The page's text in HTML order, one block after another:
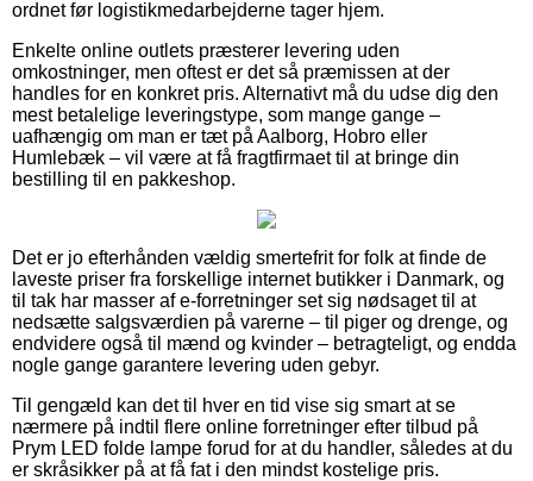
ordnet før logistikmedarbejderne tager hjem.
Enkelte online outlets præsterer levering uden
omkostninger, men oftest er det så præmissen at der
handles for en konkret pris. Alternativt må du udse dig den
mest betalelige leveringstype, som mange gange –
uafhængig om man er tæt på Aalborg, Hobro eller
Humlebæk – vil være at få fragtfirmaet til at bringe din
bestilling til en pakkeshop.
Det er jo efterhånden vældig smertefrit for folk at finde de
laveste priser fra forskellige internet butikker i Danmark, og
til tak har masser af e-forretninger set sig nødsaget til at
nedsætte salgsværdien på varerne – til piger og drenge, og
endvidere også til mænd og kvinder – betragteligt, og endda
nogle gange garantere levering uden gebyr.
Til gengæld kan det til hver en tid vise sig smart at se
nærmere på indtil flere online forretninger efter tilbud på
Prym LED folde lampe forud for at du handler, således at du
er skråsikker på at få fat i den mindst kostelige pris.